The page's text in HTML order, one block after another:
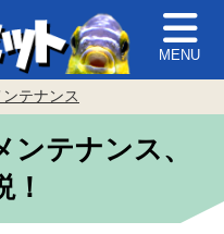
MENU
テナンス
テナンス、